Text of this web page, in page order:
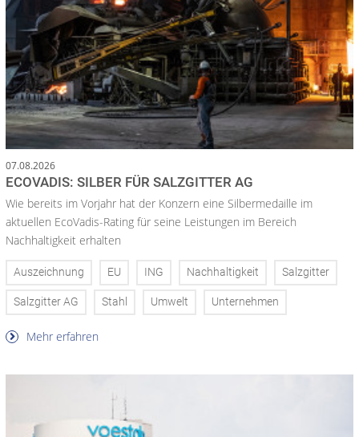
07.08.2026
ECOVADIS: SILBER FÜR SALZGITTER AG
Wie bereits im Vorjahr hat der Konzern eine Silbermedaille im
aktuellen EcoVadis-Rating für seine Leistungen im Bereich
Nachhaltigkeit erhalten
Auszeichnung EU ING Nachhaltigkeit Salzgitter
Salzgitter AG Stahl Umwelt Unternehmen
Mehr erfahren